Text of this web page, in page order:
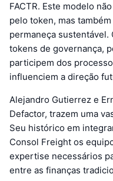
FACTR. Este modelo
pelo token, mas
permaneça sustentável.
tokens de governança,
participem dos
influenciem a direção
Alejandro Gutierrez e
Defactor, trazem uma
Seu histórico em
Consol Freight os
expertise necessários
entre as finanças